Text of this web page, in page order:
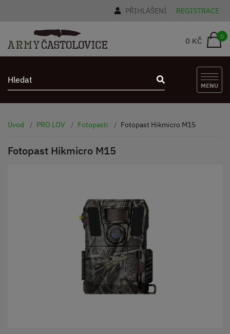
PŘIHLÁŠENÍ REGISTRACE
0 KČ 0
MENU
Úvod PRO LOV Fotopasti Fotopast Hikmicro M15
Fotopast Hikmicro M15